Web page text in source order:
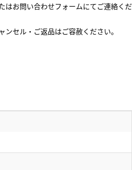
はお問い合わせフォームにてご連絡くだ
セル・ご返品はご容赦ください。